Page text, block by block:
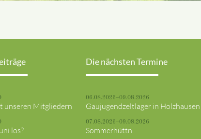
unseren Mitgliedern
los?
Die nächsten Termine
06.08.2026–09.08.2026
Gaujugendzeltlager in Holzhausen
07.08.2026–09.08.2026
Sommerhüttn